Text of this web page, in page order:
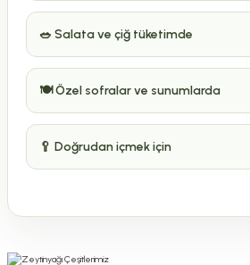
🥗 Salata ve çiğ tüketimde
🍽️ Özel sofralar ve sunumlarda
🥄 Doğrudan içmek için